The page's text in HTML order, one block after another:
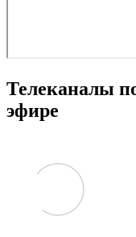
Телеканалы
эфире